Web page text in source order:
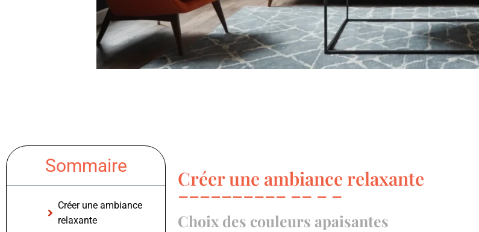
Sommaire
Créer une ambiance
relaxante
Créer une ambiance relaxante
Choix des couleurs apaisantes